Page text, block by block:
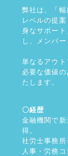
弊社は、「
レベルの提
身なサポー
し、メンバ
単なるアウ
必要な価値
たします。
〇経歴
金融機関で
得。
社労士事務所
人事・労務